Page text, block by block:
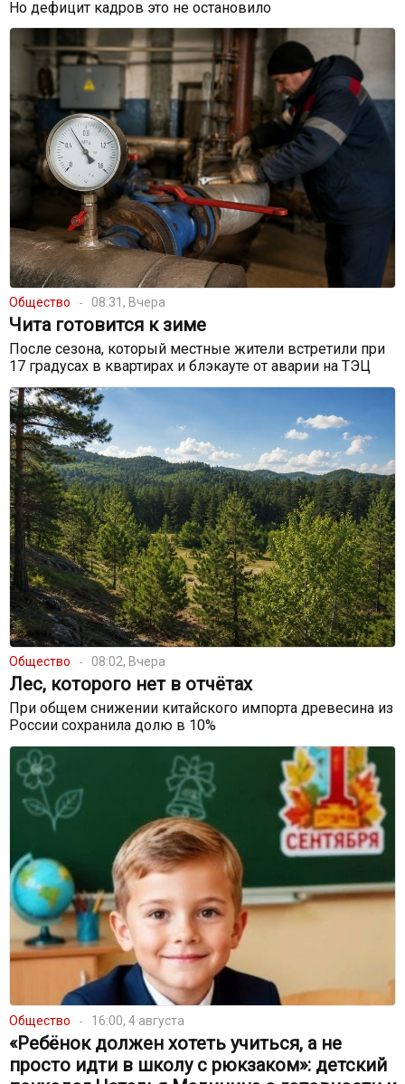
Но дефицит кадров это не остановило
Общество 08:31, Вчера
Чита готовится к зиме
После сезона, который местные жители встретили при
17 градусах в квартирах и блэкауте от аварии на ТЭЦ
Общество 08:02, Вчера
Лес, которого нет в отчётах
При общем снижении китайского импорта древесина из
России сохранила долю в 10%
Общество 16:00, 4 августа
«Ребёнок должен хотеть учиться, а не
просто идти в школу с рюкзаком»: детский